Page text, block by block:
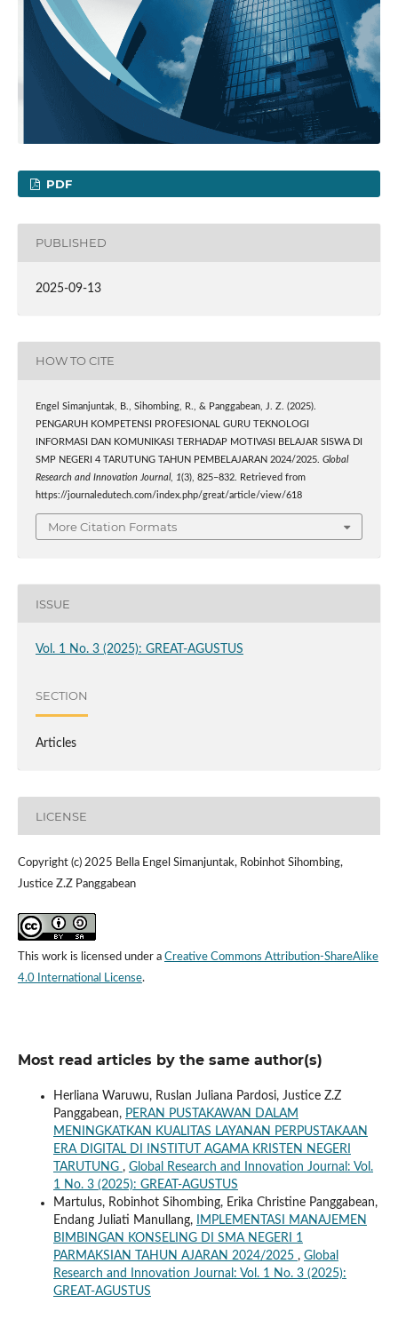
PDF
PUBLISHED
2025-09-13
HOW TO CITE
Engel Simanjuntak, B., Sihombing, R., & Panggabean, J. Z. (2025).
PENGARUH KOMPETENSI PROFESIONAL GURU TEKNOLOGI
INFORMASI DAN KOMUNIKASI TERHADAP MOTIVASI BELAJAR SISWA DI
SMP NEGERI 4 TARUTUNG TAHUN PEMBELAJARAN 2024/2025. Global
Research and Innovation Journal, 1(3), 825–832. Retrieved from
https://journaledutech.com/index.php/great/article/view/618
More Citation Formats
ISSUE
Vol. 1 No. 3 (2025): GREAT-AGUSTUS
SECTION
Articles
LICENSE
Copyright (c) 2025 Bella Engel Simanjuntak, Robinhot Sihombing,
Justice Z.Z Panggabean
This work is licensed under a Creative Commons Attribution-ShareAlike
4.0 International License.
Most read articles by the same author(s)
Herliana Waruwu, Ruslan Juliana Pardosi, Justice Z.Z
Panggabean, PERAN PUSTAKAWAN DALAM
MENINGKATKAN KUALITAS LAYANAN PERPUSTAKAAN
ERA DIGITAL DI INSTITUT AGAMA KRISTEN NEGERI
TARUTUNG , Global Research and Innovation Journal: Vol.
1 No. 3 (2025): GREAT-AGUSTUS
Martulus, Robinhot Sihombing, Erika Christine Panggabean,
Endang Juliati Manullang,
IMPLEMENTASI MANAJEMEN
BIMBINGAN KONSELING DI SMA NEGERI 1
PARMAKSIAN TAHUN AJARAN 2024/2025 , Global
Research and Innovation Journal: Vol. 1 No. 3 (2025):
GREAT-AGUSTUS